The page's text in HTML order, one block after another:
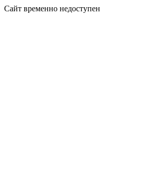
Сайт временно недоступен